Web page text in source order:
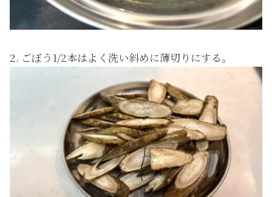
2. ごぼう1/2本はよく洗い斜めに薄切りにする。